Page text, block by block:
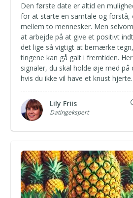
Den første date er altid en
for at starte en samtale og forstå,
mellem to mennesker. Men
at arbejde på at give et positivt
det lige så vigtigt at bemærke
tingene kan gå galt i fremtiden.
signaler, du skal holde øje med på
hvis du ikke vil have et knust hjerte.
Lily Friis
Datingekspert